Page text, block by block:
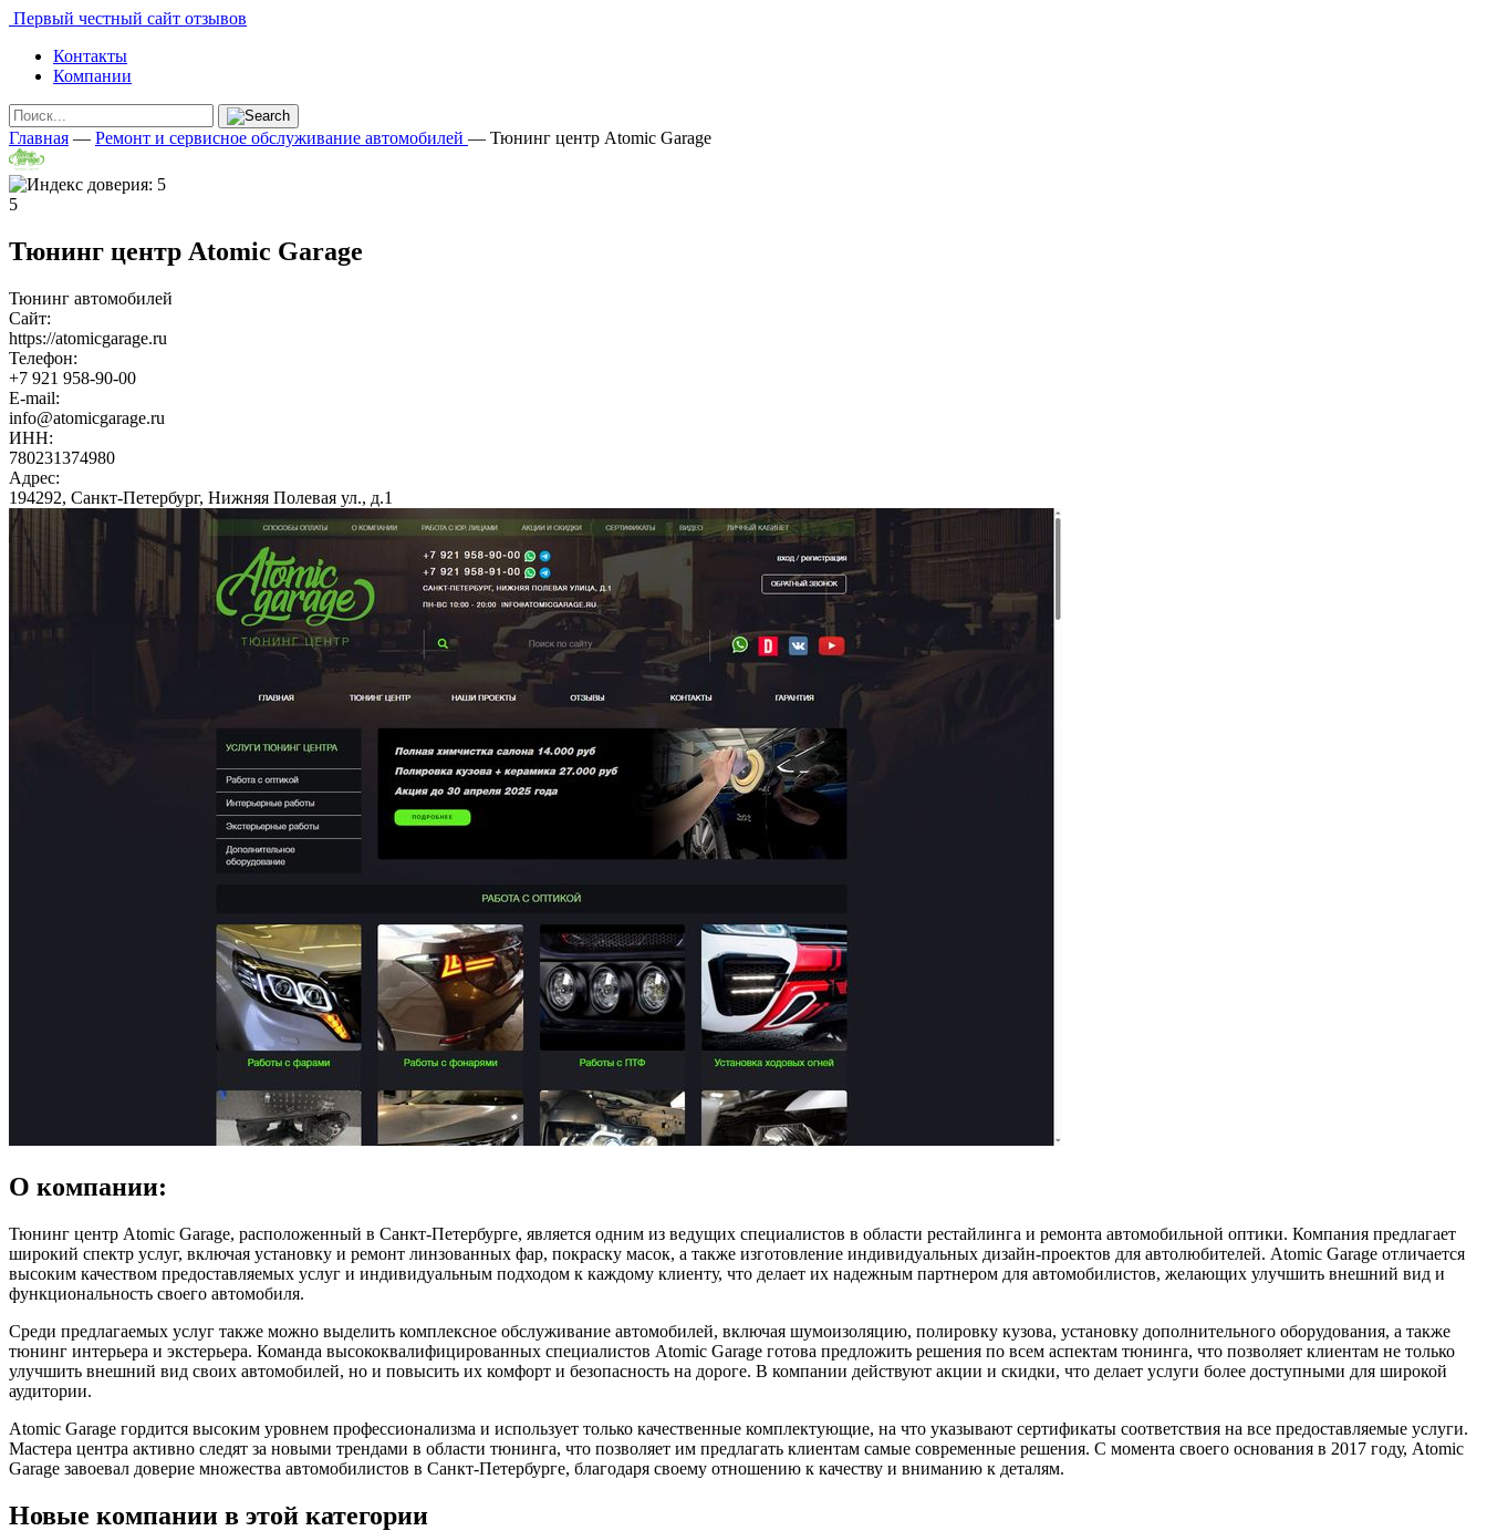
Первый честный сайт отзывов
Контакты
Компании
Главная — Ремонт и сервисное обслуживание автомобилей — Тюнинг центр Atomic Garage
5
Тюнинг центр Atomic Garage
Тюнинг автомобилей
Сайт:
https://atomicgarage.ru
Телефон:
+7 921 958-90-00
E-mail:
info@atomicgarage.ru
ИНН:
780231374980
Адрес:
194292, Санкт-Петербург, Нижняя Полевая ул., д.1
О компании:
Тюнинг центр Atomic Garage, расположенный в Санкт-Петербурге, является одним из ведущих специалистов в области рестайлинга и ремонта автомобильной оптики. Компания предлагает
широкий спектр услуг, включая установку и ремонт линзованных фар, покраску масок, а также изготовление индивидуальных дизайн-проектов для автолюбителей. Atomic Garage отличается
высоким качеством предоставляемых услуг и индивидуальным подходом к каждому клиенту, что делает их надежным партнером для автомобилистов, желающих улучшить внешний вид и
функциональность своего автомобиля.
Среди предлагаемых услуг также можно выделить комплексное обслуживание автомобилей, включая шумоизоляцию, полировку кузова, установку дополнительного оборудования, а также
тюнинг интерьера и экстерьера. Команда высококвалифицированных специалистов Atomic Garage готова предложить решения по всем аспектам тюнинга, что позволяет клиентам не только
улучшить внешний вид своих автомобилей, но и повысить их комфорт и безопасность на дороге. В компании действуют акции и скидки, что делает услуги более доступными для широкой
аудитории.
Atomic Garage гордится высоким уровнем профессионализма и использует только качественные комплектующие, на что указывают сертификаты соответствия на все предоставляемые услуги.
Мастера центра активно следят за новыми трендами в области тюнинга, что позволяет им предлагать клиентам самые современные решения. С момента своего основания в 2017 году, Atomic
Garage завоевал доверие множества автомобилистов в Санкт-Петербурге, благодаря своему отношению к качеству и вниманию к деталям.
Новые компании в этой категории